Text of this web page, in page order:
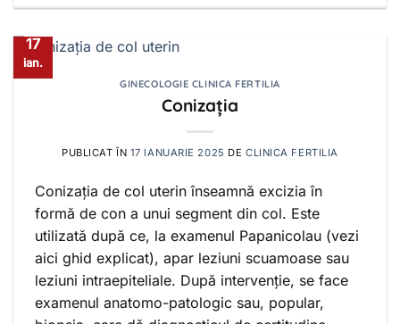
17
ian.
GINECOLOGIE CLINICA FERTILIA
Conizația
PUBLICAT ÎN 17 IANUARIE 2025 DE CLINICA FERTILIA
Conizația de col uterin înseamnă excizia în
formă de con a unui segment din col. Este
utilizată după ce, la examenul Papanicolau (vezi
aici ghid explicat), apar leziuni scuamoase sau
leziuni intraepiteliale. După intervenție, se face
examenul anatomo-patologic sau, popular,